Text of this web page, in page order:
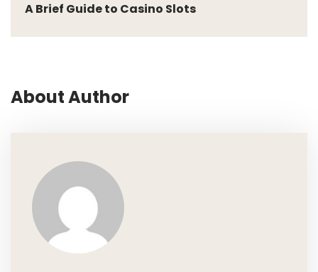
A Brief Guide to Casino Slots
About Author